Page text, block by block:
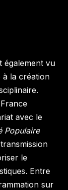
également vu
à la création
avec le
Populaire
le
Entre
sur